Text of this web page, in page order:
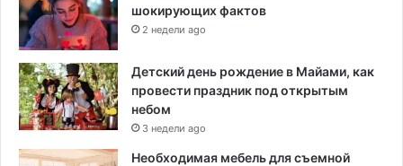
шокирующих фактов
2 недели ago
Детский день рождение в Майами, как
провести праздник под открытым
небом
3 недели ago
Необходимая мебель для съемной